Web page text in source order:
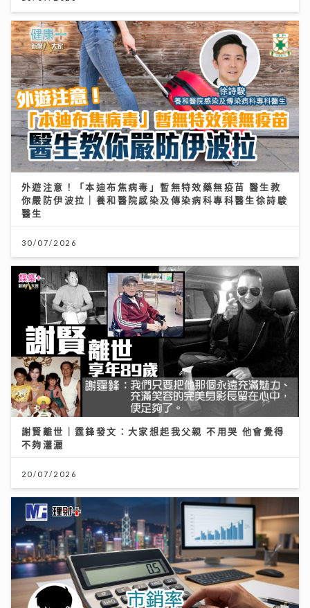
外遊注意！「本迪布焦病毒」暫無特效藥無疫苗 醫生教
你嚴防伊波拉｜養和醫院感染及傳染病科專科醫生徐詩駿
醫生
30/07/2026
謝賢離世｜霆鋒發文：大家想起我父親 不用哭 他會覺得
不夠瀟灑
20/07/2026